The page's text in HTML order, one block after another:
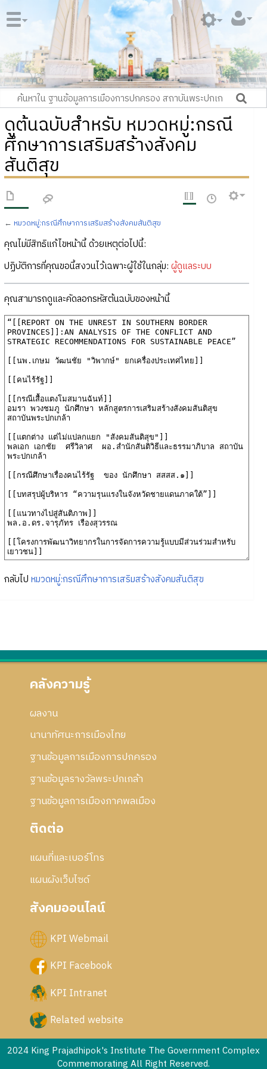
ดูต้นฉบับสำหรับ หมวดหมู่:กรณี
ศึกษาการเสริมสร้างสังคม
สันติสุข
← หมวดหมู่:กรณีศึกษาการเสริมสร้างสังคมสันติสุข
คุณไม่มีสิทธิแก้ไขหน้านี้ ด้วยเหตุต่อไปนี้:
ปฏิบัติการที่คุณขอนี้สงวนไว้เฉพาะผู้ใช้ในกลุ่ม: ผู้ดูแลระบบ
คุณสามารถดูและคัดลอกรหัสต้นฉบับของหน้านี้
กลับไป หมวดหมู่:กรณีศึกษาการเสริมสร้างสังคมสันติสุข
คลังความรู้
ผลงาน
นานาทัศนะการเมืองไทย
ฐานข้อมูลการเมืองการปกครอง
ฐานข้อมูลรางวัลพระปกเกล้า
ฐานข้อมูลการเมืองภาคพลเมือง
ติดต่อ
แผนที่และเบอร์โทร
แผนผังเว็บไซด์
สังคมออนไลน์
KPI Webmail
KPI Facebook
KPI Intranet
Related website
2024 King Prajadhipok's Institute The Government Complex
Commemorating All Right Reserved.